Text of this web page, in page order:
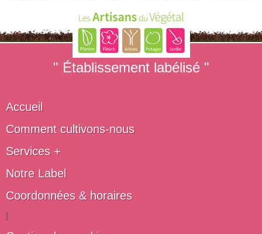
" Établissement labélisé "
Accueil
Comment cultivons-nous
Services +
Notre Label
Coordonnées & horaires